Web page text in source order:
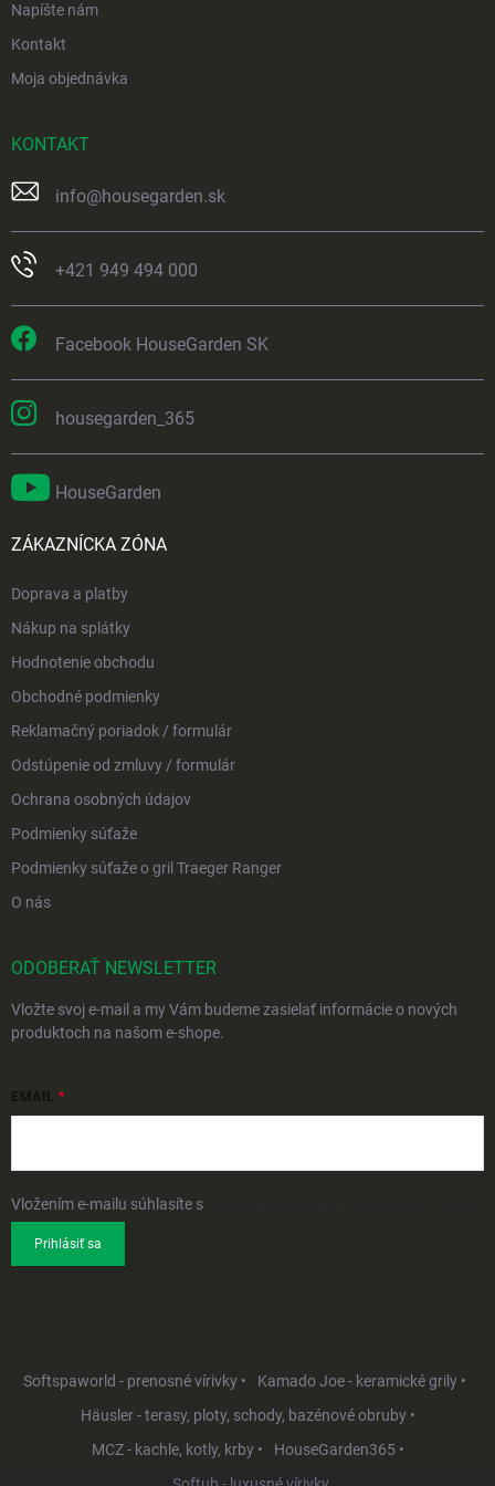
Napíšte nám
Kontakt
Moja objednávka
KONTAKT
info@housegarden.sk
+421 949 494 000
Facebook HouseGarden SK
housegarden_365
HouseGarden
ZÁKAZNÍCKA ZÓNA
Doprava a platby
Nákup na splátky
Hodnotenie obchodu
Obchodné podmienky
Reklamačný poriadok / formulár
Odstúpenie od zmluvy / formulár
Ochrana osobných údajov
Podmienky súťaže
Podmienky súťaže o gril Traeger Ranger
O nás
ODOBERAŤ NEWSLETTER
Vložte svoj e-mail a my Vám budeme zasielať informácie o nových
produktoch na našom e-shope.
EMAIL
Vložením e-mailu súhlasíte s
Prihlásiť sa
Softspaworld - prenosné vírivky •
Kamado Joe - keramické grily •
Häusler - terasy, ploty, schody, bazénové obruby •
MCZ - kachle, kotly, krby •
HouseGarden365 •